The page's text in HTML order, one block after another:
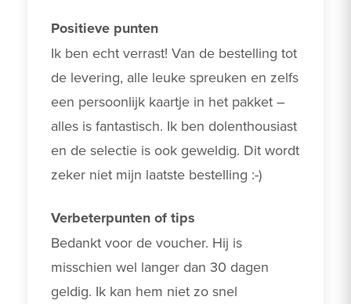
Positieve punten
Ik ben echt verrast! Van de bestelling tot
de levering, alle leuke spreuken en zelfs
een persoonlijk kaartje in het pakket –
alles is fantastisch. Ik ben dolenthousiast
en de selectie is ook geweldig. Dit wordt
zeker niet mijn laatste bestelling :-)
Verbeterpunten of tips
Bedankt voor de voucher. Hij is
misschien wel langer dan 30 dagen
geldig. Ik kan hem niet zo snel